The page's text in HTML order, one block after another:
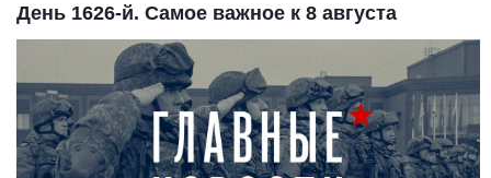
День 1626-й. Самое важное к 8 августа